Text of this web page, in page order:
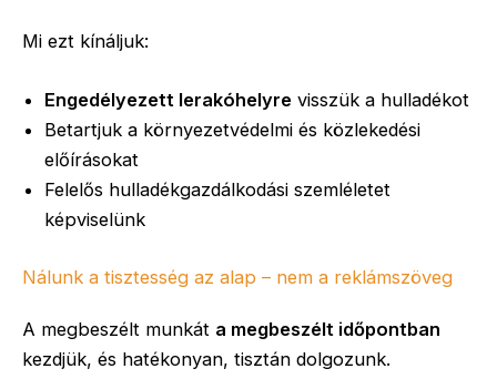
Mi ezt kínáljuk:
Engedélyezett lerakóhelyre visszük a hulladékot
Betartjuk a környezetvédelmi és közlekedési
előírásokat
Felelős hulladékgazdálkodási szemléletet
képviselünk
Nálunk a tisztesség az alap – nem a reklámszöveg
A megbeszélt munkát a megbeszélt időpontban
kezdjük, és hatékonyan, tisztán dolgozunk.